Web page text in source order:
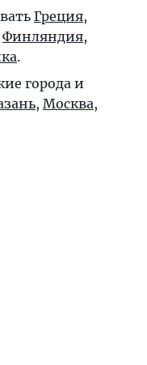
Греция,
Финляндия,
.
города и
, Москва,